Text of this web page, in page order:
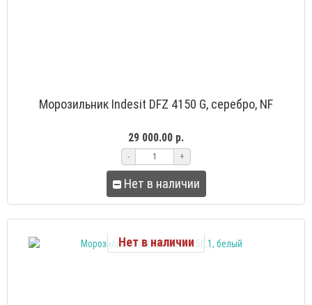
Морозильник Indesit DFZ 4150 G, серебро, NF
29 000.00 р.
- +
Нет в наличии
Нет в наличии